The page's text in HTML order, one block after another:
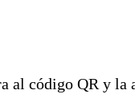
al código QR y